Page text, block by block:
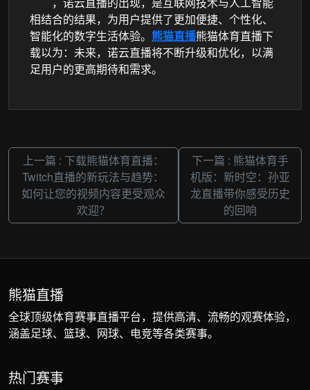
相结合的结果，为用户提供了更加便捷、个性化、
智能化的数字生活体验。 熊猫直播熊猫体育直播下
载以为：未来，诺云直播将不断升级和优化，以满
足用户的更高期待和需求。
上一篇 : 下载熊猫体育直播：
Twitch直播的新玩法与趋势：
如何让您的视频内容更受观众
欢迎？
下一篇 : 熊猫体育手
机版：新时空：孙亚
龙直播带你感受历史
的回响
熊猫直播
全球顶级体育赛事直播平台，提供高清、流畅的观赛体验，
涵盖足球、篮球、网球、电竞等各类赛事。
热门赛事